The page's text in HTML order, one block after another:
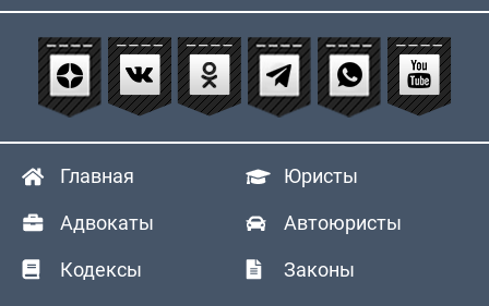
Главная Юристы
Адвокаты Автоюристы
Кодексы Законы